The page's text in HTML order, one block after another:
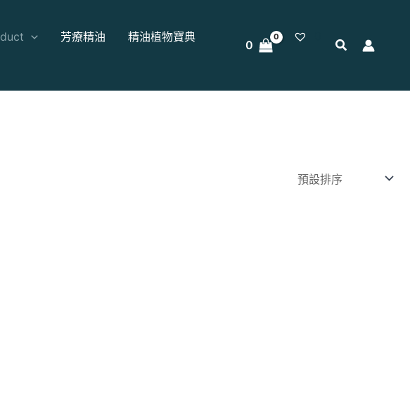
芳療精油
精油植物寶典
0